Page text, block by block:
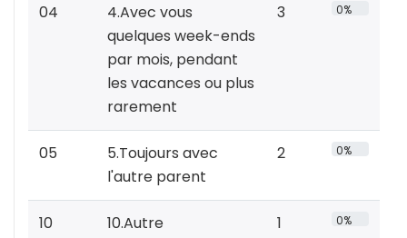
04
4.Avec vous
quelques week-ends
par mois, pendant
les vacances ou plus
rarement
3 0%
05
5.Toujours avec
l'autre parent
2 0%
10 10.Autre 1 0%